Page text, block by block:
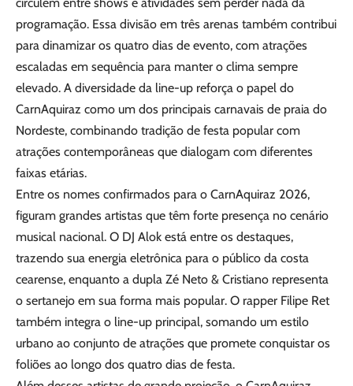
circulem entre shows e atividades sem perder nada da
programação. Essa divisão em três arenas também contribui
para dinamizar os quatro dias de evento, com atrações
escaladas em sequência para manter o clima sempre
elevado. A diversidade da line-up reforça o papel do
CarnAquiraz como um dos principais carnavais de praia do
Nordeste, combinando tradição de festa popular com
atrações contemporâneas que dialogam com diferentes
faixas etárias.
Entre os nomes confirmados para o CarnAquiraz 2026,
figuram grandes artistas que têm forte presença no cenário
musical nacional. O DJ Alok está entre os destaques,
trazendo sua energia eletrônica para o público da costa
cearense, enquanto a dupla Zé Neto & Cristiano representa
o sertanejo em sua forma mais popular. O rapper Filipe Ret
também integra o line-up principal, somando um estilo
urbano ao conjunto de atrações que promete conquistar os
foliões ao longo dos quatro dias de festa.